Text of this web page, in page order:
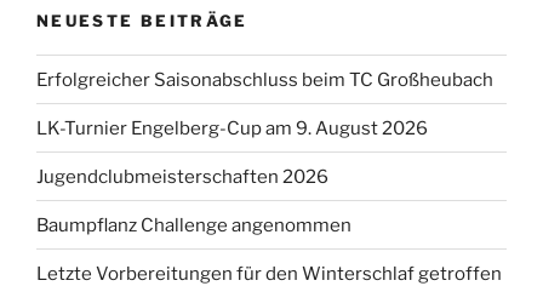
NEUESTE BEITRÄGE
Erfolgreicher Saisonabschluss beim TC Großheubach
LK-Turnier Engelberg-Cup am 9. August 2026
Jugendclubmeisterschaften 2026
Baumpflanz Challenge angenommen
Letzte Vorbereitungen für den Winterschlaf getroffen